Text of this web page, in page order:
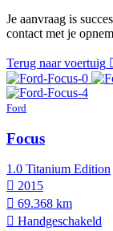
Je aanvraag is
contact met je
Terug naar voertuig
Ford
Focus
1.0 Titanium Edition
2015
69.368 km
Hand­geschakeld